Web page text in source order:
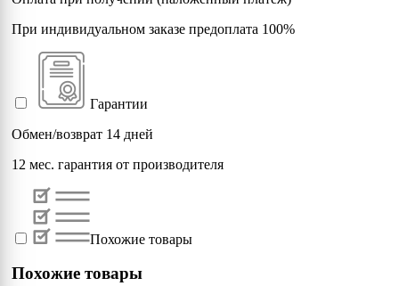
При индивидуальном заказе предоплата 100%
Гарантии
Обмен/возврат 14 дней
12 мес. гарантия от производителя
Похожие товары
Похожие товары